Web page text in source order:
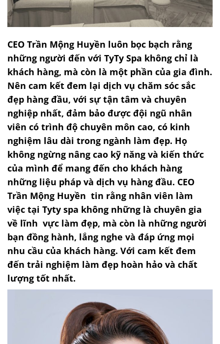
CEO Trần Mộng Huyền luôn bọc bạch rằng
những người đến với TyTy Spa không chỉ là
khách hàng, mà còn là một phần của gia đình.
Nên cam kết đem lại dịch vụ chăm sóc sắc
đẹp hàng đầu, với sự tận tâm và chuyên
nghiệp nhất, đảm bảo được đội ngũ nhân
viên có trình độ chuyên môn cao, có kinh
nghiệm lâu dài trong ngành làm đẹp. Họ
không ngừng nâng cao kỹ năng và kiến thức
của mình để mang đến cho khách hàng
những liệu pháp và dịch vụ hàng đầu. CEO
Trần Mộng Huyền tin rằng nhân viên làm
việc tại Tyty spa không những là chuyên gia
về lĩnh vực làm đẹp, mà còn là những người
bạn đồng hành, lắng nghe và đáp ứng mọi
nhu cầu của khách hàng. Với cam kết đem
đến trải nghiệm làm đẹp hoàn hảo và chất
lượng tốt nhất.